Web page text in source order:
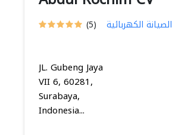
(5) الصيانة الكهربائية
JL. Gubeng Jaya
VII 6, 60281,
Surabaya,
Indonesia...